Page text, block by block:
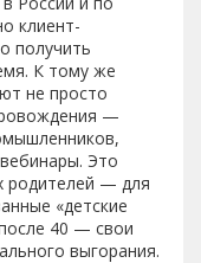
клиент-
получить
К тому же
не просто
—
Это
родителей — для
«детские
40 — свои
выгорания.